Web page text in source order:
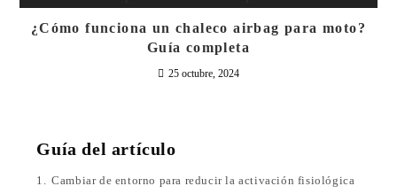
¿Cómo funciona un chaleco airbag para moto?
Guía completa
25 octubre, 2024
Guía del artículo
1. Cambiar de entorno para reducir la activación fisiológica